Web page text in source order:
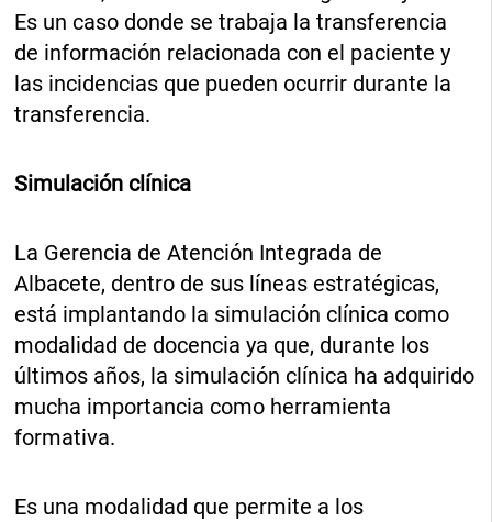
Es un caso donde se trabaja la transferencia
de información relacionada con el paciente y
las incidencias que pueden ocurrir durante la
transferencia.
Simulación clínica
La Gerencia de Atención Integrada de
Albacete, dentro de sus líneas estratégicas,
está implantando la simulación clínica como
modalidad de docencia ya que, durante los
últimos años, la simulación clínica ha adquirido
mucha importancia como herramienta
formativa.
Es una modalidad que permite a los